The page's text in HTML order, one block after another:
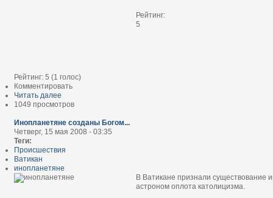
Рейтинг:
5
Рейтинг: 5 (1 голос)
Комментировать
Читать далее
1049 просмотров
Инопланетяне созданы Богом...
Четверг, 15 мая 2008 - 03:35
Теги:
Происшествия
Ватикан
инопланетяне
В Ватикане признали существование
астроном оплота католицизма.